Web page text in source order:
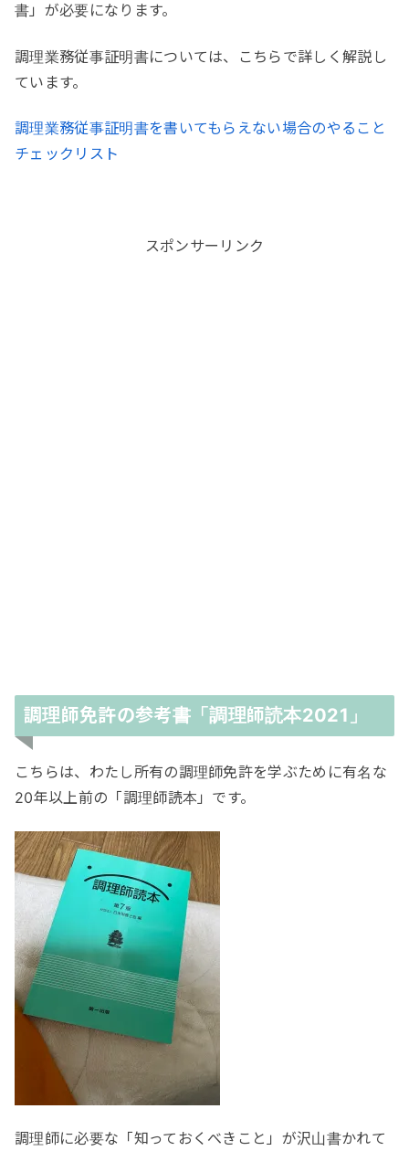
書」が必要になります。
調理業務従事証明書については、こちらで詳しく解説し
ています。
調理業務従事証明書を書いてもらえない場合のやること
チェックリスト
スポンサーリンク
調理師免許の参考書「調理師読本2021」
こちらは、わたし所有の調理師免許を学ぶために有名な
20年以上前の「調理師読本」です。
調理師に必要な「知っておくべきこと」が沢山書かれて